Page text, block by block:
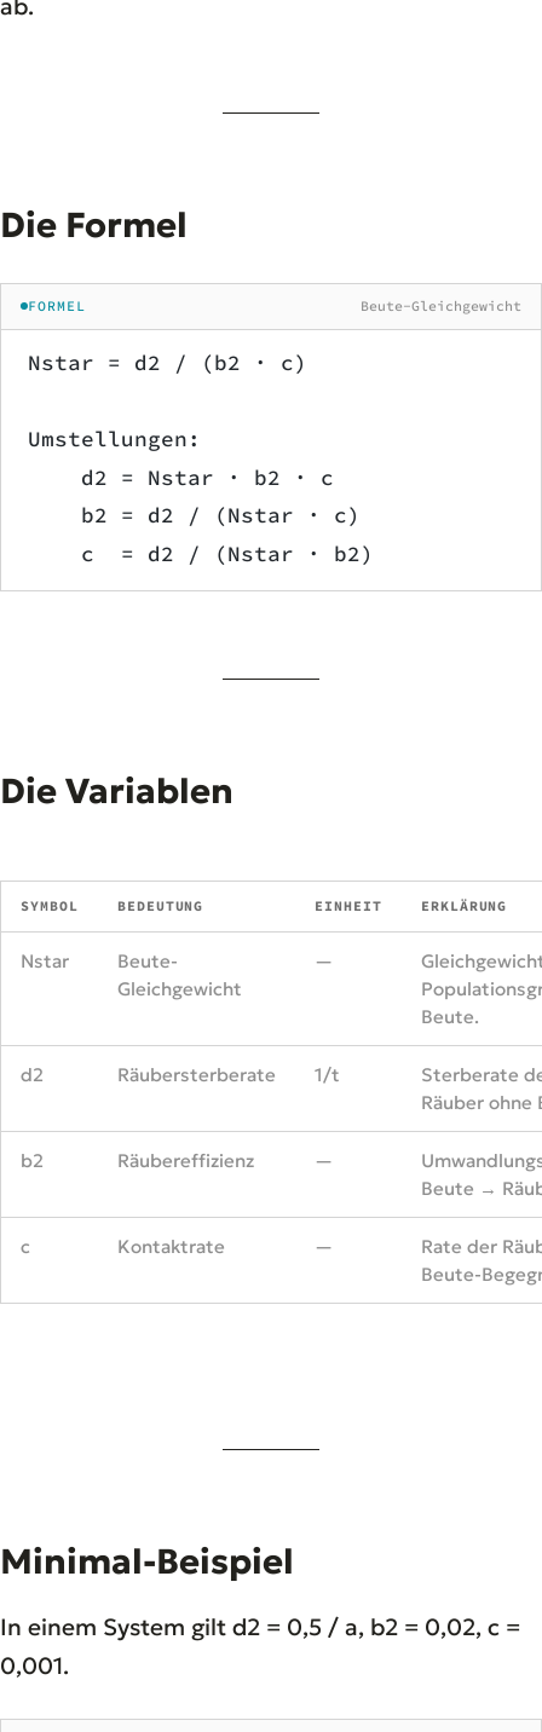
Die Formel
FORMEL Beute-Gleichgewicht
Nstar = d2 / (b2 · c)
Umstellungen:
    d2 = Nstar · b2 · c
    b2 = d2 / (Nstar · c)
    c  = d2 / (Nstar · b2)
Die Variablen
SYMBOL BEDEUTUNG EINHEIT ERKLÄRUNG
Nstar
Beute-
Gleichgewicht
—
Beute.
d2 Räubersterberate 1/t
Sterberate
Räuber ohne
b2 Räubereffizienz —
Beute →
c Kontaktrate —
Rate der
Beute-
Minimal-Beispiel
In einem System gilt d2 = 0,5 / a, b2 = 0,02, c =
0,001.